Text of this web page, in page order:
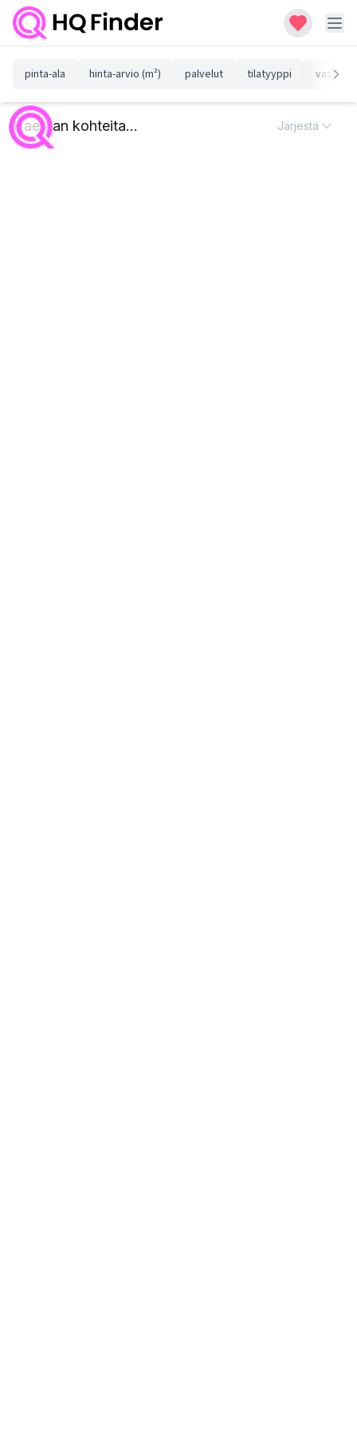
pinta-ala hinta-arvio (m²) palvelut tilatyyppi
Haetaan kohteita... Järjestä